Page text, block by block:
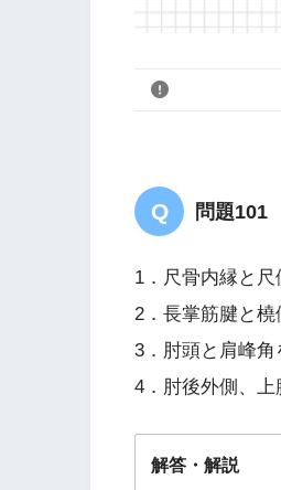
問題101
1．尺骨内縁と
2．長掌筋腱と
3．肘頭と肩峰
4．肘後外側、
解答・解説